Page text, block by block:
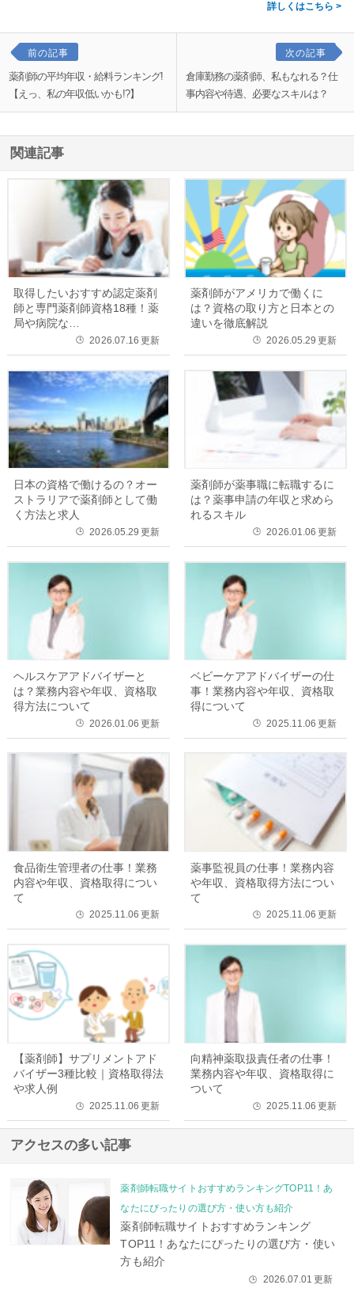
詳しくはこちら
前の記事
薬剤師の平均年収・給料ランキング!
【えっ、私の年収低いかも!?】
次の記事
倉庫勤務の薬剤師、私もなれる？仕
事内容や待遇、必要なスキルは？
関連記事
取得したいおすすめ認定薬剤
師と専門薬剤師資格18種！薬
局や病院な…
🕒 2026.07.16 更新
薬剤師がアメリカで働くに
は？資格の取り方と日本との
違いを徹底解説
🕒 2026.05.29 更新
日本の資格で働けるの？オー
ストラリアで薬剤師として働
く方法と求人
🕒 2026.05.29 更新
薬剤師が薬事職に転職するに
は？薬事申請の年収と求めら
れるスキル
🕒 2026.01.06 更新
ヘルスケアアドバイザーと
は？業務内容や年収、資格取
得方法について
🕒 2026.01.06 更新
ベビーケアアドバイザーの仕
事！業務内容や年収、資格取
得について
🕒 2025.11.06 更新
食品衛生管理者の仕事！業務
内容や年収、資格取得につい
て
🕒 2025.11.06 更新
薬事監視員の仕事！業務内容
や年収、資格取得方法につい
て
🕒 2025.11.06 更新
【薬剤師】サプリメントアド
バイザー3種比較｜資格取得法
や求人例
🕒 2025.11.06 更新
向精神薬取扱責任者の仕事！
業務内容や年収、資格取得に
ついて
🕒 2025.11.06 更新
アクセスの多い記事
薬剤師転職サイトおすすめランキングTOP11！あ
なたにぴったりの選び方・使い方も紹介
薬剤師転職サイトおすすめランキング
TOP11！あなたにぴったりの選び方・使い
方も紹介
🕒 2026.07.01 更新